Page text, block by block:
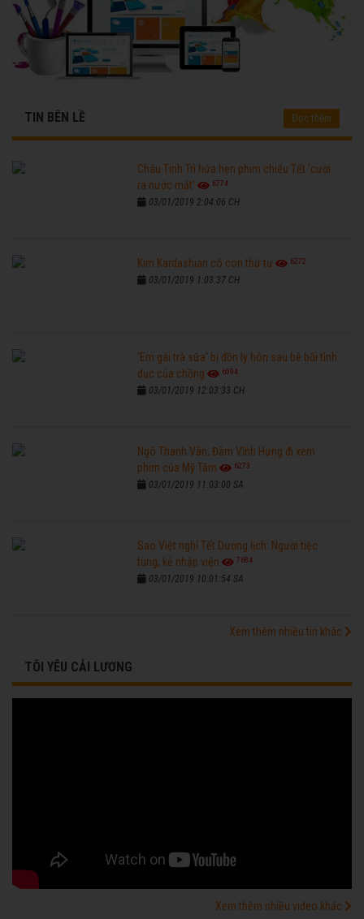
TIN BÊN LỀ Đọc thêm
Châu Tinh Trì hứa hẹn phim chiếu Tết 'cười
ra nước mắt'
6774
03/01/2019 2:04:06 CH
Kim Kardashian có con thứ tư 6272
03/01/2019 1:03:37 CH
'Em gái trà sữa' bị đồn ly hôn sau bê bối tình
dục của chồng
6594
03/01/2019 12:03:33 CH
Ngô Thanh Vân, Đàm Vĩnh Hưng đi xem
phim của Mỹ Tâm
6273
03/01/2019 11:03:00 SA
Sao Việt nghỉ Tết Dương lịch: Người tiệc
tùng, kẻ nhập viện
7684
03/01/2019 10:01:54 SA
Xem thêm nhiều tin khác
TÔI YÊU CẢI LƯƠNG
Xem thêm nhiều video khác